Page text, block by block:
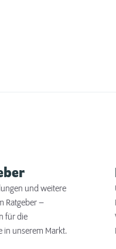
und weitere
Ratgeber –
für die
in unserem Markt.